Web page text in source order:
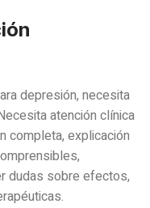
depresión, necesita
atención clínica
completa, explicación
dudas sobre efectos,